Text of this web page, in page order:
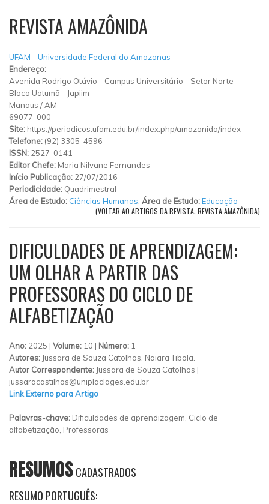
REVISTA AMAZÔNIDA
UFAM - Universidade Federal do Amazonas
Endereço:
Avenida Rodrigo Otávio - Campus Universitário - Setor Norte -
Bloco Uatumã - Japiim
Manaus /AM
69077-000
Site: https://periodicos.ufam.edu.br/index.php/amazonida/index
Telefone: (92) 3305-4596
ISSN: 2527-0141
Editor Chefe: Maria Nilvane Fernandes
Início Publicação: 27/07/2016
Periodicidade: Quadrimestral
Área de Estudo: Ciências Humanas Área de Estudo:Educação
(VOLTAR AO ARTIGOS DA REVISTA: REVISTA AMAZÔNIDA)
DIFICULDADES DE APRENDIZAGEM:
UM OLHAR A PARTIR DAS
PROFESSORAS DO CICLO DE
ALFABETIZAÇÃO
Ano: 2025 | Volume: 10 | Número: 1
Autores: Jussara de Souza Catolhos, Naiara Tibola.
Autor Correspondente: Jussara de Souza Catolhos |
jussaracastilhos@uniplaclages.edu.br
Link Externo para Artigo
Palavras-chave: Dificuldades de aprendizagem, Ciclo de
alfabetização, Professoras
RESUMOSCADASTRADOS
RESUMO PORTUGUÊS: